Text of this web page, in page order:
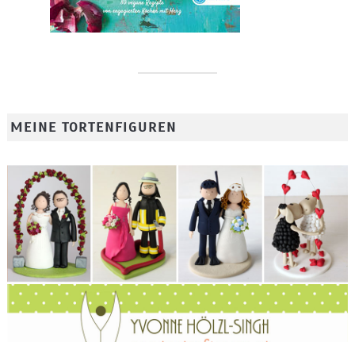
MEINE TORTENFIGUREN